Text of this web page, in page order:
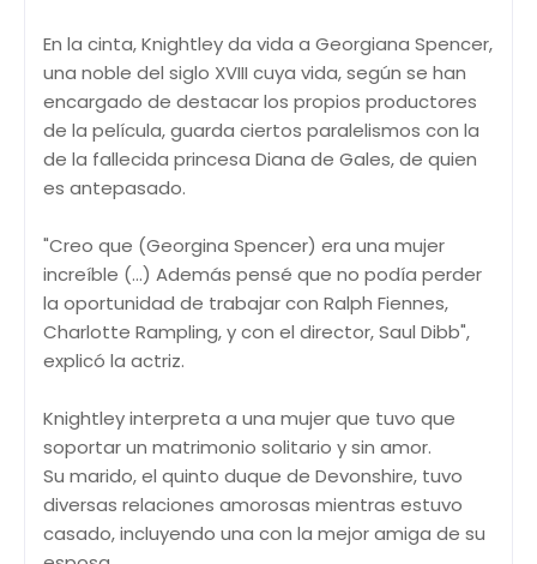
En la cinta, Knightley da vida a Georgiana Spencer,
una noble del siglo XVIII cuya vida, según se han
encargado de destacar los propios productores
de la película, guarda ciertos paralelismos con la
de la fallecida princesa Diana de Gales, de quien
es antepasado.
"Creo que (Georgina Spencer) era una mujer
increíble (...) Además pensé que no podía perder
la oportunidad de trabajar con Ralph Fiennes,
Charlotte Rampling, y con el director, Saul Dibb",
explicó la actriz.
Knightley interpreta a una mujer que tuvo que
soportar un matrimonio solitario y sin amor.
Su marido, el quinto duque de Devonshire, tuvo
diversas relaciones amorosas mientras estuvo
casado, incluyendo una con la mejor amiga de su